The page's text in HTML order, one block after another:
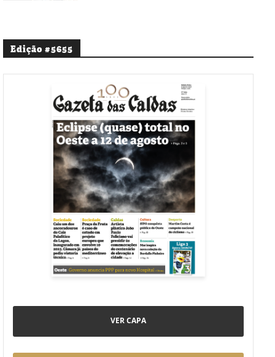
Edição #5655
VER CAPA